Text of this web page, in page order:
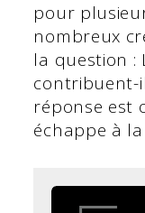
pour
nombreux
la question :
contribuent-
réponse est
échappe à